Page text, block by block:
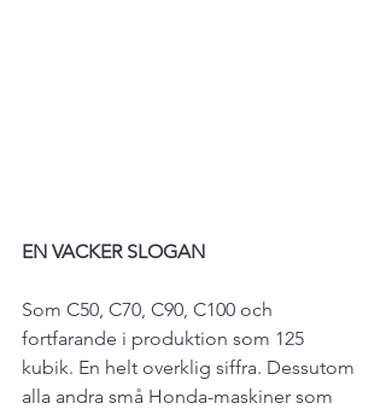
EN VACKER SLOGAN
Som C50, C70, C90, C100 och
fortfarande i produktion som 125
kubik. En helt overklig siffra. Dessutom
alla andra små Honda-maskiner som